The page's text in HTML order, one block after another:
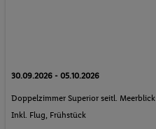
30.09.2026 - 05.10.2026
Doppelzimmer Superior seitl. Meerblick
Inkl. Flug, Frühstück